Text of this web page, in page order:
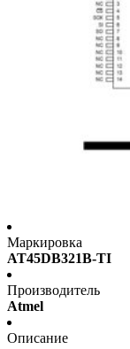
Маркировка
AT45DB321B-TI
Производитель
Atmel
Описание